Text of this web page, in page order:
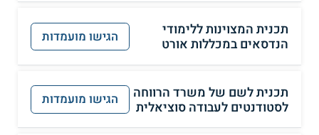
תכנית המצוינות ללימודי
הנדסאים במכללות אורט
הגישו מועמדות
תכנית לשם של משרד הרווחה
לסטודנטים לעבודה סוציאלית
הגישו מועמדות